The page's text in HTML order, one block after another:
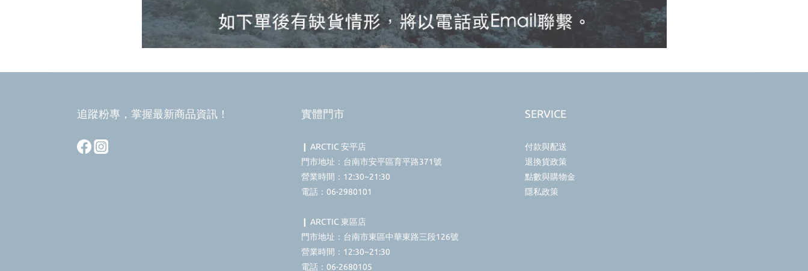
追蹤粉專，掌握最新商品資訊！ 實體門市
❙ ARCTIC 安平店
門市地址：台南市安平區育平路371號
營業時間：12:30~21:30
電話：06-2980101
❙ ARCTIC 東區店
門市地址：台南市東區中華東路三段126號
營業時間：12:30~21:30
電話：06-2680105
SERVICE
付款與配送
退換貨政策
點數與購物金
隱私政策